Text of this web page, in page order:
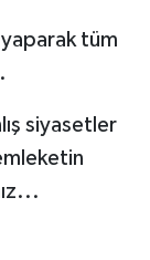
yaparak tüm
siyasetler